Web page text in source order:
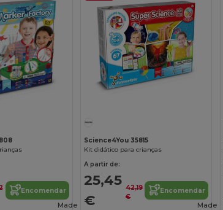
Encomendar
Science4You 35815
Kit didático para crianças
A partir de:
25,45
€
42,19
€
Encomendar
Made
Made